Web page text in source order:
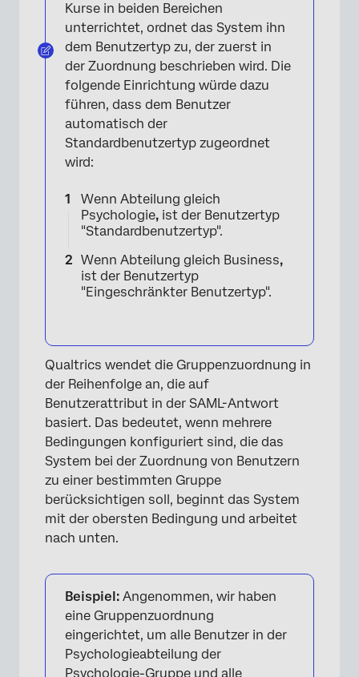
Kurse in beiden Bereichen
unterrichtet, ordnet das System ihn
dem Benutzertyp zu, der zuerst in
der Zuordnung beschrieben wird. Die
folgende Einrichtung würde dazu
führen, dass dem Benutzer
automatisch der
Standardbenutzertyp zugeordnet
wird:
Wenn Abteilung gleich
Psychologie, ist der Benutzertyp
"Standardbenutzertyp".
Wenn Abteilung gleich Business,
ist der Benutzertyp
"Eingeschränkter Benutzertyp".
Qualtrics wendet die Gruppenzuordnung in
der Reihenfolge an, die auf
Benutzerattribut in der SAML-Antwort
basiert. Das bedeutet, wenn mehrere
Bedingungen konfiguriert sind, die das
System bei der Zuordnung von Benutzern
zu einer bestimmten Gruppe
berücksichtigen soll, beginnt das System
mit der obersten Bedingung und arbeitet
nach unten.
Beispiel: Angenommen, wir haben
eine Gruppenzuordnung
eingerichtet, um alle Benutzer in der
Psychologieabteilung der
Psychologie-Gruppe und alle